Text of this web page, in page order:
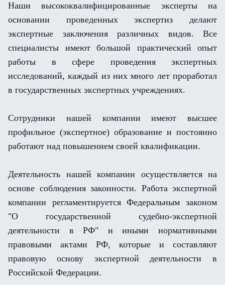
Наши высококвалифицированные эксперты на
основании проведенных экспертиз делают
экспертные заключения различных видов. Все
специалисты имеют большой практический опыт
работы в сфере проведения экспертных
исследований, каждый из них много лет проработал
в государственных экспертных учреждениях.
Сотрудники нашей компании имеют высшее
профильное (экспертное) образование и постоянно
работают над повышением своей квалификации.
Деятельность нашей компании осуществляется на
основе соблюдения законности. Работа экспертной
компании регламентируется Федеральным законом
"О государственной судебно-экспертной
деятельности в РФ" и иными нормативными
правовыми актами РФ, которые и составляют
правовую основу экспертной деятельности в
Российской Федерации.